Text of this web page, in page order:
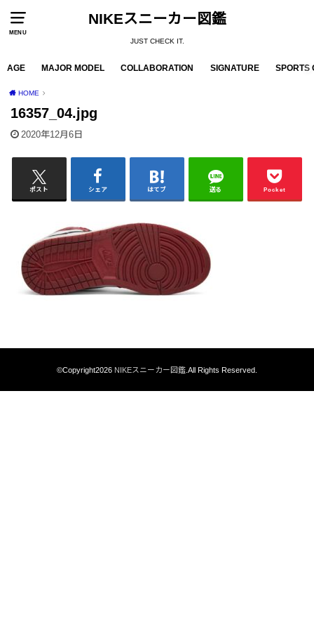
MENU
NIKEスニーカー図鑑
JUST CHECK IT.
AGE MAJOR MODEL COLLABORATION SIGNATURE SPORTS
HOME
16357_04.jpg
2020年12月6日
ポスト シェア はてブ 送る Pocket
©Copyright2026 NIKEスニーカー図鑑.All Rights Reserved.